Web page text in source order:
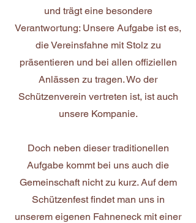
und trägt eine besondere
Verantwortung: Unsere Aufgabe ist es,
die Vereinsfahne mit Stolz zu
präsentieren und bei allen offiziellen
Anlässen zu tragen. Wo der
Schützenverein vertreten ist, ist auch
unsere Kompanie.
Doch neben dieser traditionellen
Aufgabe kommt bei uns auch die
Gemeinschaft nicht zu kurz. Auf dem
Schützenfest findet man uns in
unserem eigenen Fahneneck mit einer